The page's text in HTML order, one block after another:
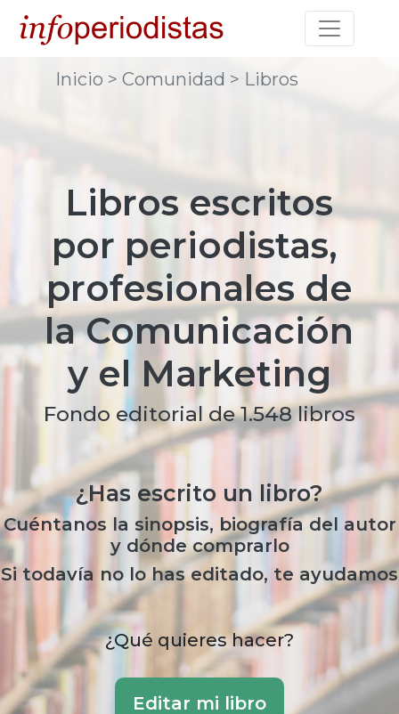
Toggle
Inicio > Comunidad > Libros
Libros escritos
por periodistas,
profesionales de
laComunicación
y el Marketing
Fondo editorial de 1.548 libros
¿Has escrito un libro?
Cuéntanos la sinopsis, biografía del autor
y dónde comprarlo
Si todavía no lo has editado, te ayudamos
¿Qué quieres hacer?
Editar mi libro